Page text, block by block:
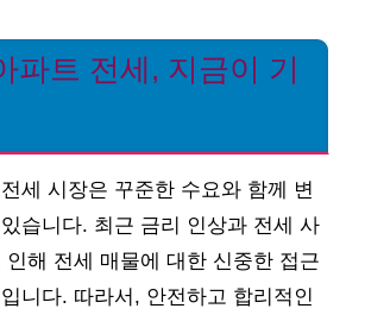
파트 전세, 지금이 기
세 시장은 꾸준한 수요와 함께 변
습니다. 최근 금리 인상과 전세 사
인해 전세 매물에 대한 신중한 접근
니다. 따라서, 안전하고 합리적인